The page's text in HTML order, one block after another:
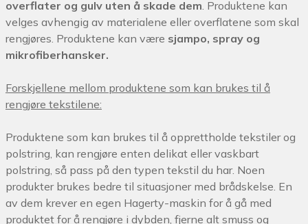
overflater og gulv uten å skade dem Produktene kan
velges avhengig av materialene eller overflatene som skal
rengjøres. Produktene kan være sjampo, spray og
mikrofiberhansker.
Forskjellene mellom produktene som kan brukes til å
rengjøre tekstilene:
Produktene som kan brukes til å opprettholde tekstiler og
polstring, kan rengjøre enten delikat eller vaskbart
polstring, så pass på den typen tekstil du har. Noen
produkter brukes bedre til situasjoner med brådskelse. En
av dem krever en egen Hagerty-maskin for å gå med
produktet for å rengjøre i dybden, fjerne alt smuss og